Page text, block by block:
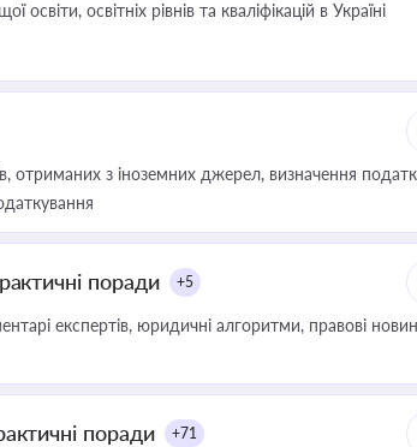
освітніх рівнів та кваліфікацій в Україні
отриманих з іноземних джерел, визначення
поради +5
експертів, юридичні алгоритми, правові
поради +71